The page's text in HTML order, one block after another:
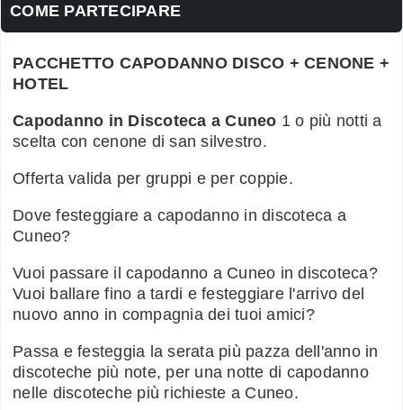
COME PARTECIPARE
PACCHETTO CAPODANNO DISCO + CENONE +
HOTEL
Capodanno in Discoteca a Cuneo 1 o più notti a
scelta con cenone di san silvestro.
Offerta valida per gruppi e per coppie.
Dove festeggiare a capodanno in discoteca a
Cuneo?
Vuoi passare il capodanno a Cuneo in discoteca?
Vuoi ballare fino a tardi e festeggiare l'arrivo del
nuovo anno in compagnia dei tuoi amici?
Passa e festeggia la serata più pazza dell'anno in
discoteche più note, per una notte di capodanno
nelle discoteche più richieste a Cuneo.